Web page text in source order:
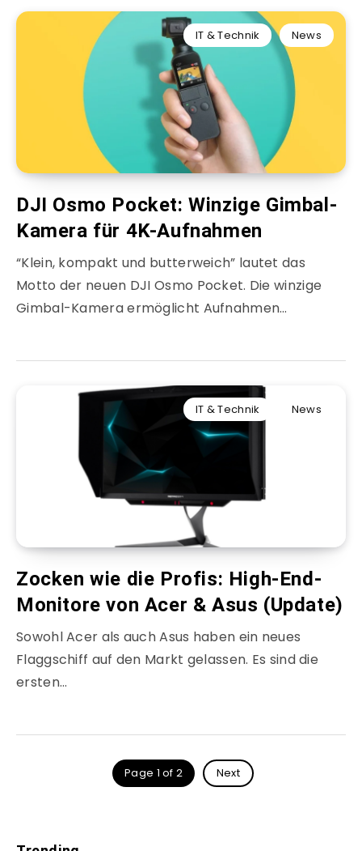
IT & Technik News
DJI Osmo Pocket: Winzige Gimbal-
Kamera für 4K-Aufnahmen
“Klein, kompakt und butterweich” lautet das
Motto der neuen DJI Osmo Pocket. Die winzige
Gimbal-Kamera ermöglicht Aufnahmen…
IT & Technik News
Zocken wie die Profis: High-End-
Monitore von Acer & Asus (Update)
Sowohl Acer als auch Asus haben ein neues
Flaggschiff auf den Markt gelassen. Es sind die
ersten…
Page 1 of 2 Next